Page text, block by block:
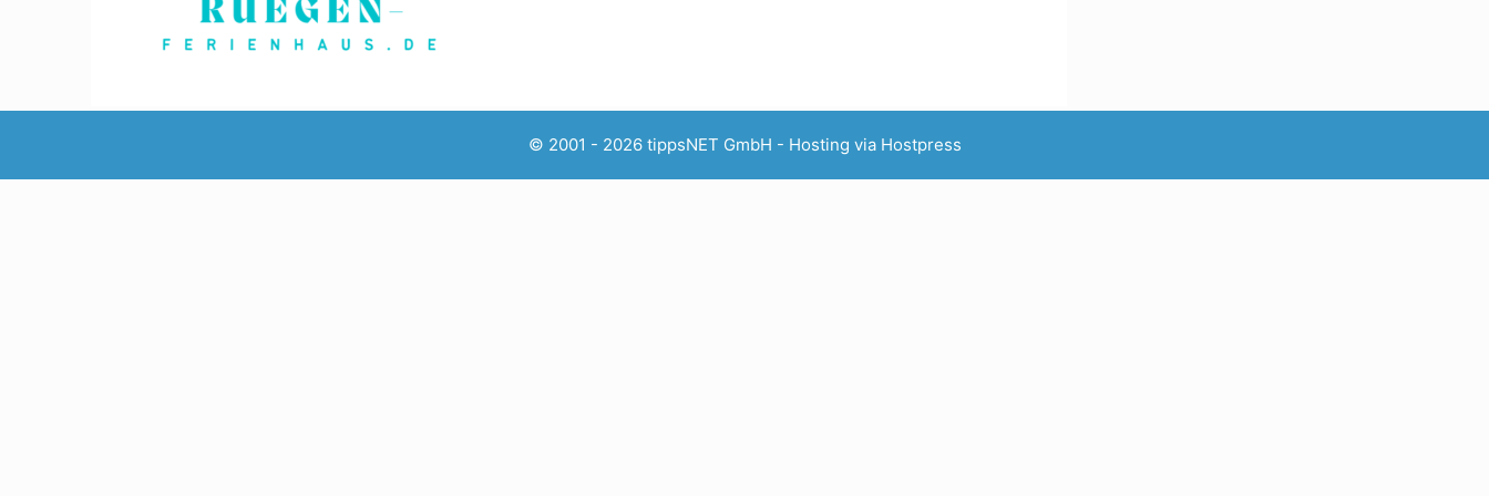
© 2001 - 2026 tippsNET GmbH - Hosting via Hostpress